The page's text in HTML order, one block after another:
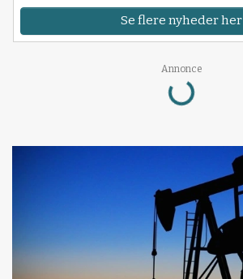
Se flere nyheder her
Annonce
Loading...